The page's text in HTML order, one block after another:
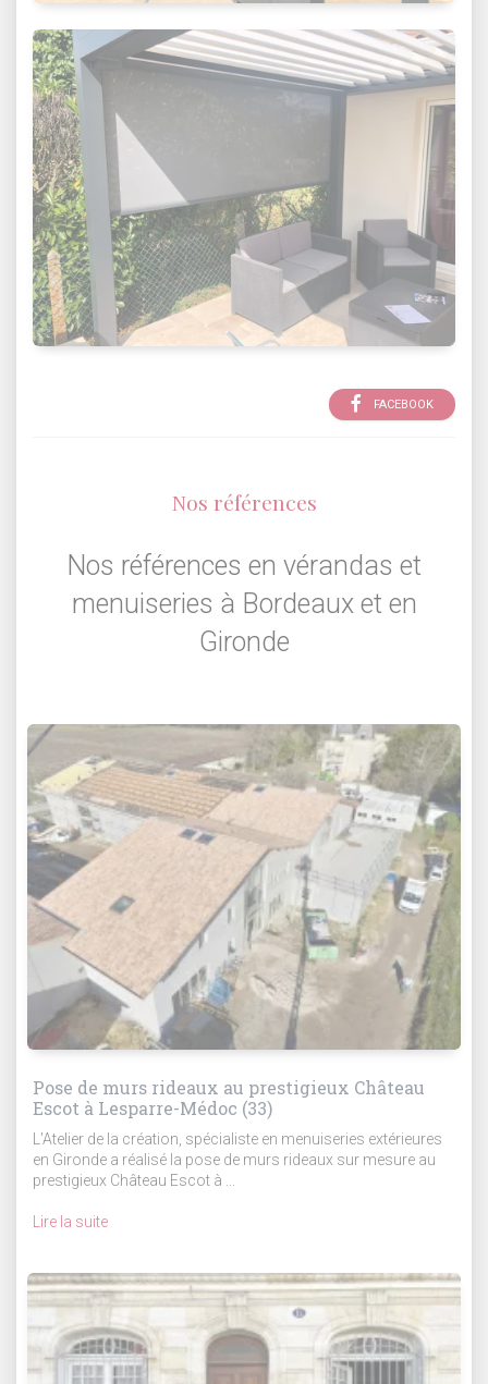
FACEBOOK
Nos références
Nos références en vérandas et
menuiseries à Bordeaux et en
Gironde
Pose de murs rideaux au prestigieux Château
Escot à Lesparre-Médoc (33)
L'Atelier de la création, spécialiste en menuiseries extérieures
en Gironde a réalisé la pose de murs rideaux sur mesure au
prestigieux Château Escot à ...
Lire la suite